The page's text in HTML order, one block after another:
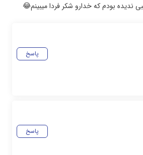
ندیده بودم که خدارو شکر فردا میبینم😂
پاسخ
پاسخ